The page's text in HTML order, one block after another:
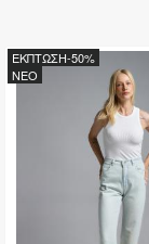
ΕΚΠΤΩΣΗ-50%
NEO